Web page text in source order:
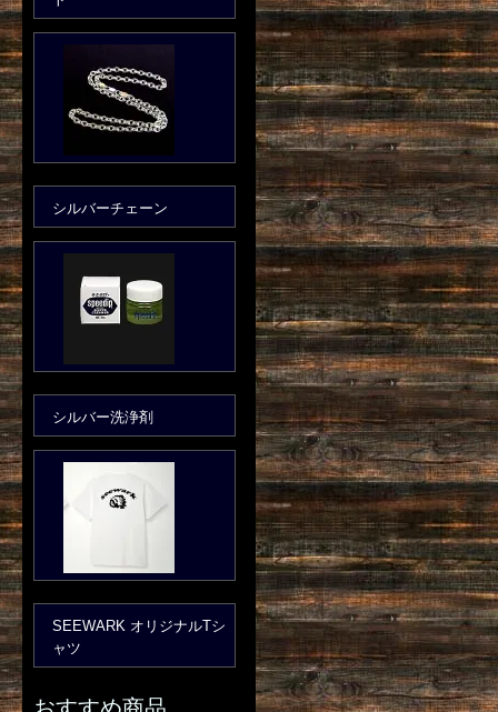
シルバーチェーン
シルバー洗浄剤
SEEWARK オリジナルTシ
ャツ
おすすめ商品